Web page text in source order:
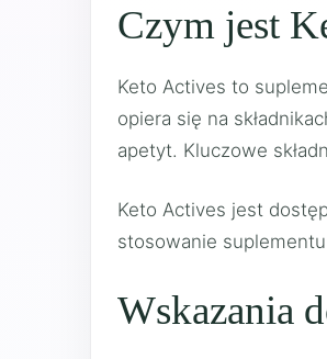
Czym jest
Keto Actives to
opiera się na
apetyt. Kluczowe
Keto Actives jest
stosowanie
Wskazania